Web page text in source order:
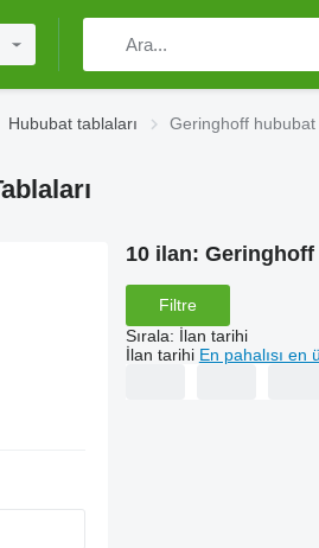
Hububat tablaları Geringhoff hububat
10 ilan: Geringhoff
Filtre
Sırala: İlan tarihi
İlan tarihi En pahalısı en